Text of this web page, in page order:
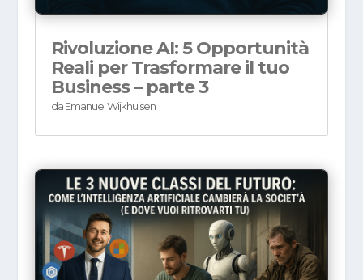
Rivoluzione AI: 5 Opportunità
Reali per Trasformare il tuo
Business – parte 3
daEmanuel Wijkhuisen